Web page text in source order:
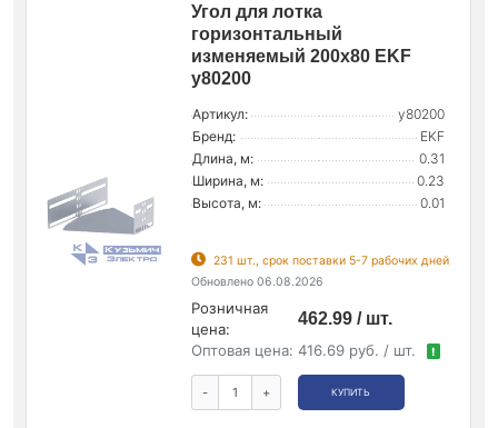
Угол для лотка
горизонтальный
изменяемый 200х80 EKF
y80200
Артикул:
y80200
Бренд:
EKF
Длина, м:
0.31
Ширина, м:
0.23
Высота, м:
0.01
231 шт., срок поставки 5-7 рабочих дней
Обновлено 06.08.2026
Розничная
цена:
462.99 / шт.
Оптовая цена: 416.69 руб. / шт. !
- + КУПИТЬ